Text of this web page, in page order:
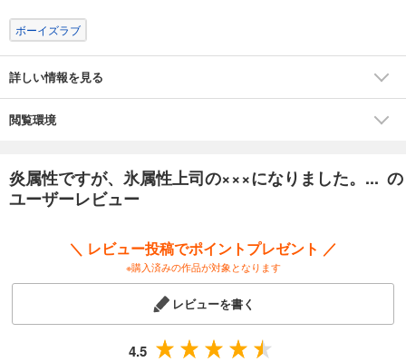
ボーイズラブ
詳しい情報を見る
閲覧環境
炎属性ですが、氷属性上司の×××になりました。... の
ユーザーレビュー
＼ レビュー投稿でポイントプレゼント ／
※購入済みの作品が対象となります
レビューを書く
4.5